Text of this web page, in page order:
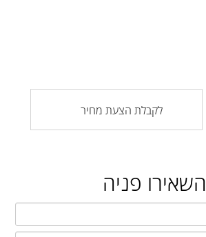
לקבלת הצעת מחיר
השאירו פניה